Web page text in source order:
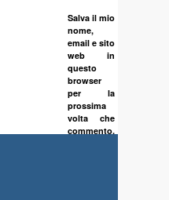
Salva il mio
nome,
email e sito
web in
questo
browser
per la
prossima
volta che
commento.